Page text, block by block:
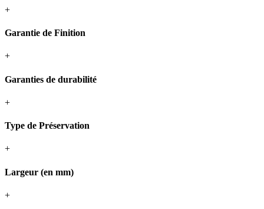
+
Garantie de Finition
+
Garanties de durabilité
+
Type de Préservation
+
Largeur (en mm)
+